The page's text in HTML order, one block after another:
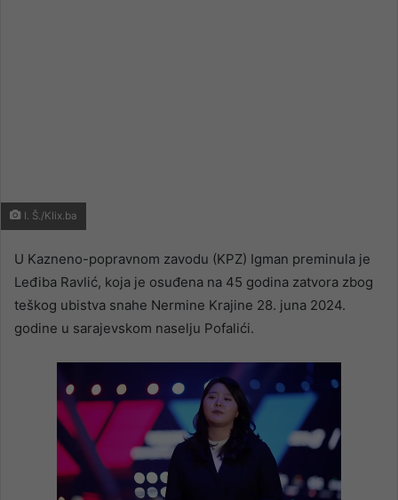
I. Š./Klix.ba
U Kazneno-popravnom zavodu (KPZ) Igman preminula je
Leđiba Ravlić, koja je osuđena na 45 godina zatvora zbog
teškog ubistva snahe Nermine Krajine 28. juna 2024.
godine u sarajevskom naselju Pofalići.